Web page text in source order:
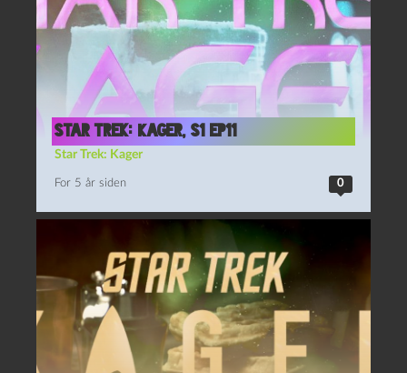
Star Trek: Kager, S1 Ep11
Star Trek: Kager
For 5 år siden 0